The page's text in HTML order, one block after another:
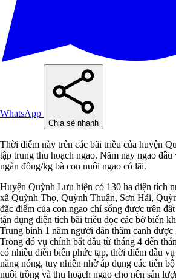
WhatsApp
Chia sẻ nhanh
Thời điểm này trên các bãi triều của huyện
tập trung thu hoạch ngao. Năm nay ngao
ngàn đồng/kg bà con nuôi ngao có lãi.
Huyện Quỳnh Lưu hiện có 130 ha diện tích
xã Quỳnh Thọ, Quỳnh Thuận, Sơn Hải,
đặc điểm của con ngao chỉ sống được trên
tận dụng diện tích bãi triều dọc các bờ biển
Trung bình 1 năm người dân thâm canh
Trong đó vụ chính bắt đầu từ tháng 4 đến
có nhiều diễn biến phức tạp, thời điểm đầu
nắng nóng, tuy nhiên nhờ áp dụng các tiến
nuôi trồng và thu hoạch ngao cho nên sản